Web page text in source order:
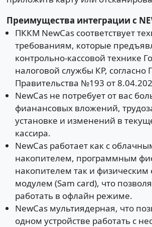
Преимущества интеграции с
ПККМ NewCas соответствует
требованиям, которые
контрольно-кассовой технике
налоговой службы КР, согласно
Правительства №193 от
NewCas не потребует от вас
фианансовых вложений,
установке и изменений в
кассира.
NewCas работает как с
накопителем, программным
накопителем так и
модулем (Sam card), что
работать в офлайн режиме.
NewCas мультиядерная, что
одном устройстве работать с